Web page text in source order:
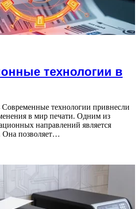
технологии в
технологии привнесли
в мир печати. Одним из
направлений является
Она позволяет…